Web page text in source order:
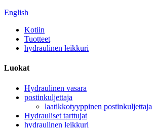
English
Kotiin
Tuotteet
hydraulinen leikkuri
Luokat
Hydraulinen vasara
postinkuljettaja
laatikkotyyppinen postinkuljettaja
Hydrauliset tarttujat
hydraulinen leikkuri